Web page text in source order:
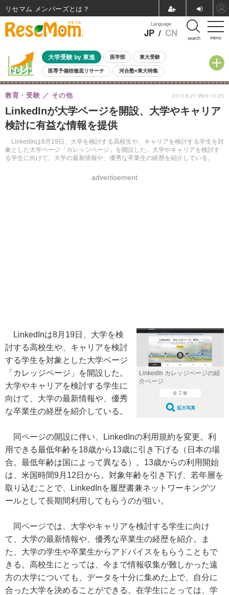
menu
Language
JP / CN search
大学受験 by 東進 医学部 東大受験
医専予備校徹底リサーチ 河合塾×東大特集
親子で考える大学選び 高校受験 中学受験 小学校受験
共通テスト 夏休み
8月開催イベント・WS 全国公立高校 過去問 人気記事
自由研究教材（小学生向け） 自由研究教材（中学生向け）
LinkedInが大学ページを開設、大学やキャリア
検討に有益な情報を提供
LinkedInは8月19日、大学を検討する高校生や、キャリアを検討する学生を対
象とした大学ページ「カレッジページ」を開設した。大学やキャリアを検討す
る学生に向けて、大学の最新情報や、優秀な卒業生の経歴を紹介している。
教育・受験 その他
advertisement
2013.8.21 Wed 13:25
LinkedIn カレッジページの紹
介ページ
全 2 枚
拡大写真
LinkedInは8月19日、大学を検
討する高校生や、キャリアを検討
する学生を対象とした大学ページ
「カレッジページ」を開設した。
大学やキャリアを検討する学生に
向けて、大学の最新情報や、優秀
な卒業生の経歴を紹介している。
同ページの開設に伴い、LinkedInの利用規約を変更。利
用できる最低年齢を18歳から13歳に引き下げる（日本の場
合。最低年齢は国によって異なる）。13歳からの利用開始
は、米国時間9月12日から。対象年齢を引き下げ、若年層を
取り込むことで、LinkedInを履歴書兼ネットワーキングツ
ールとして長期間利用してもらうのが狙い。
同ページでは、大学やキャリアを検討する学生に向け
て、大学の最新情報や、優秀な卒業生の経歴を紹介。ま
た、大学の学生や卒業生からアドバイスをもらうこともで
きる。高校生にとっては、今まで情報収集が難しかった遠
方の大学についても、データを十分に集めた上で、自分に
合った大学を決めることができる。在学生にとっては、学
リセマム メンバーズ